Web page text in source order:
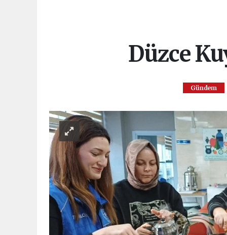
Düzce
Gündem